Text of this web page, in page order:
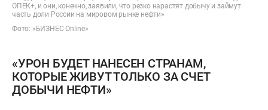
ОПЕК+, и они, конечно, заявили, что резко нарастят добычу и займут
часть доли России на мировом рынке нефти»
Фото: «БИЗНЕС Online»
«УРОН БУДЕТ НАНЕСЕН СТРАНАМ,
КОТОРЫЕ ЖИВУТ ТОЛЬКО ЗА СЧЕТ
ДОБЫЧИ НЕФТИ»